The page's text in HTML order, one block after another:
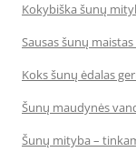
Kokybiška šunų
Sausas šunų
Koks šunų ėdalas
Šunų maudynės
Šunų mityba –